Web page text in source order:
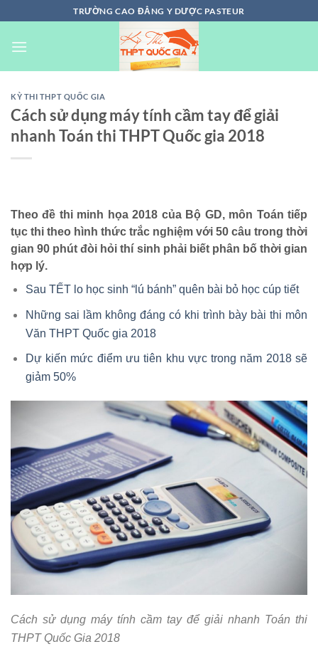
đến
nội
TRƯỜNG CAO ĐẲNG Y DƯỢC PASTEUR
KỲ THI THPT QUỐC GIA
Cách sử dụng máy tính cầm tay để giải
nhanh Toán thi THPT Quốc gia 2018
Theo đề thi minh họa 2018 của Bộ GD, môn Toán tiếp
tục thi theo hình thức trắc nghiệm với 50 câu trong thời
gian 90 phút đòi hỏi thí sinh phải biết phân bố thời gian
hợp lý.
Sau TẾT lo học sinh “lú bánh” quên bài bỏ học cúp tiết
Những sai lầm không đáng có khi trình bày bài thi môn
Văn THPT Quốc gia 2018
Dự kiến mức điểm ưu tiên khu vực trong năm 2018 sẽ
giảm 50%
Cách sử dụng máy tính cầm tay để giải nhanh Toán thi
THPT Quốc Gia 2018